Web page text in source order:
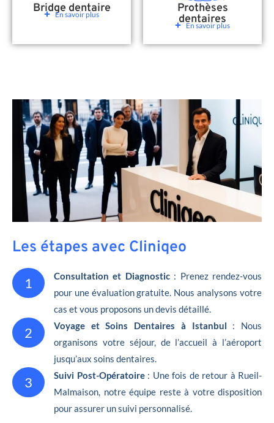
Bridge dentaire
En savoir plus Prothèses
dentaires
En savoir plus
Les étapes avec Cliniqeo
1 Consultation et Diagnostic: Prenez rendez-vous
pour une évaluation gratuite. Nous analysons votre
cas et vous proposons un devis détaillé.
2 Voyage et Soins Dentaires à Istanbul : Nous
organisons votre séjour, de l’accueil à l’aéroport
jusqu’aux soins dentaires.
3 Suivi Post-Opératoire : Une fois de retour à Rueil-
Malmaison, notre équipe reste à votre disposition
pour assurer un suivi personnalisé.